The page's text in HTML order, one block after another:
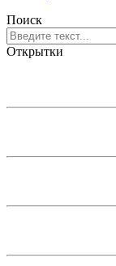
Поиск
Открытки